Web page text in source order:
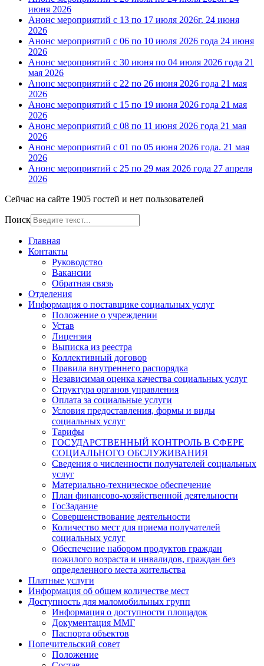
июня 2026
Анонс мероприятий с 13 по 17 июля 2026г. 24 июня
2026
Анонс мероприятий с 06 по 10 июля 2026 года 24 июня
2026
Анонс мероприятий с 30 июня по 04 июля 2026 года 21
мая 2026
Анонс мероприятий с 22 по 26 июня 2026 года 21 мая
2026
Анонс мероприятий с 15 по 19 июня 2026 года 21 мая
2026
Анонс мероприятий с 08 по 11 июня 2026 года 21 мая
2026
Анонс мероприятий с 01 по 05 июня 2026 года. 21 мая
2026
Анонс мероприятий с 25 по 29 мая 2026 года 27 апреля
2026
Сейчас на сайте 1905 гостей и нет пользователей
Поиск
Главная
Контакты
Руководство
Вакансии
Обратная связь
Отделения
Информация о поставщике социальных услуг
Положение о учреждении
Устав
Лицензия
Выписка из реестра
Коллективный договор
Правила внутреннего распорядка
Независимая оценка качества социальных услуг
Структура органов управления
Оплата за социальные услуги
Условия предоставления, формы и виды
социальных услуг
Тарифы
ГОСУДАРСТВЕННЫЙ КОНТРОЛЬ В СФЕРЕ
СОЦИАЛЬНОГО ОБСЛУЖИВАНИЯ
Сведения о численности получателей социальных
услуг
Материально-техническое обеспечение
План финансово-хозяйственной деятельности
ГосЗадание
Совершенствование деятельности
Количество мест для приема получателей
социальных услуг
Обеспечение набором продуктов граждан
пожилого возраста и инвалидов, граждан без
определенного места жительства
Платные услуги
Информация об общем количестве мест
Доступность для маломобильных групп
Информация о доступности площадок
Документация ММГ
Паспорта объектов
Попечительский совет
Положение